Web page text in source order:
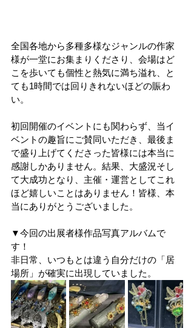
全国各地から多種多様なジャンルの作家
様が一堂にお集まりくださり、会場はど
こを歩いても個性と熱気に満ち溢れ、と
ても1時間では回りきれないほどの賑わ
い。
初回開催のイベントにも関わらず、当イ
ベントの趣旨にご賛同いただき、最後ま
で盛り上げてくださった皆様には本当に
感謝しかありません。結果、大盛況そし
て大成功となり、主催・運営としてこれ
ほど嬉しいことはありません！皆様、本
当にありがとうございました。
▼今回の出展者様作品写真アルバムで
す！
非日常、いつもとは違う自分だけの「居
場所」が確実に出現していました。